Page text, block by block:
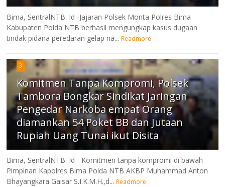
Bima, SentralNTB. Id -Jajaran Polsek Monta Polres Bima
Kabupaten Polda NTB berhasil mengungkap kasus dugaan
tindak pidana peredaran gelap na... Readmore
3
Komitmen Tanpa Kompromi, Polsek
Tambora Bongkar Sindikat Jaringan
Pengedar Narkoba empat Orang
diamankan 54 Poket BB dan Jutaan
Rupiah Uang Tunai ikut Disita
Bima, SentralNTB. Id - Komitmen tanpa kompromi di bawah
Pimpinan Kapolres Bima Polda NTB AKBP Muhammad Anton
Bhayangkara Gaisar S.I.K.M.H.,d... Readmore